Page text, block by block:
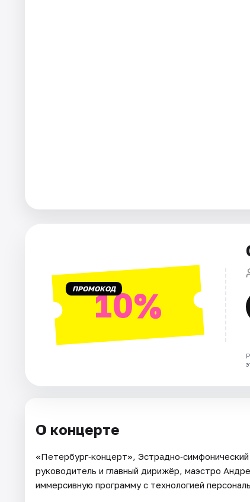
ПРОМОКОД10%
О концерте
«Петербург‑концерт»,
руководитель и главный дирижёр, маэстро
иммерсивную программу с технологией